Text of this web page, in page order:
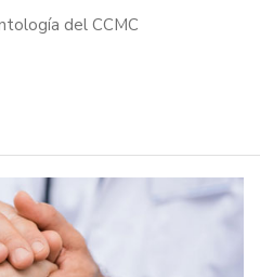
del CCMC